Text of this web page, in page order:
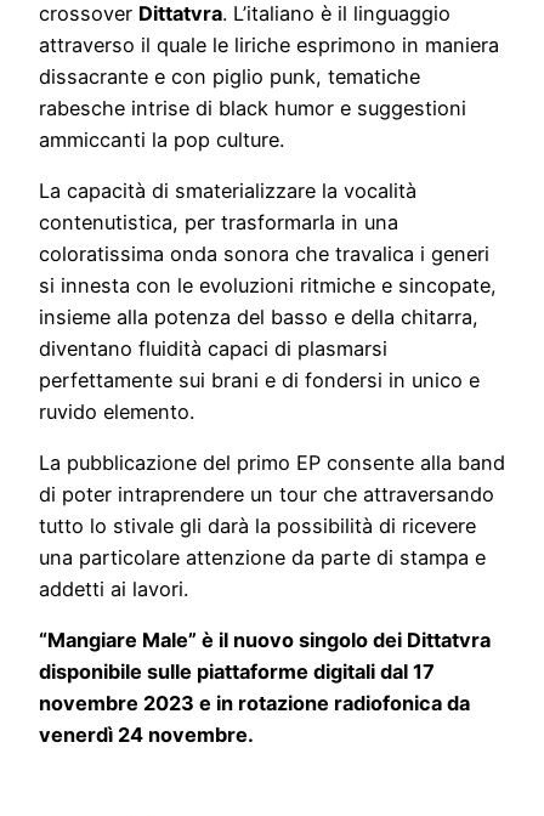
crossover Dittatvra. L’italiano è il linguaggio
attraverso il quale le liriche esprimono in maniera
dissacrante e con piglio punk, tematiche
rabesche intrise di black humor e suggestioni
ammiccanti la pop culture.
La capacità di smaterializzare la vocalità
contenutistica, per trasformarla in una
coloratissima onda sonora che travalica i generi
si innesta con le evoluzioni ritmiche e sincopate,
insieme alla potenza del basso e della chitarra,
diventano fluidità capaci di plasmarsi
perfettamente sui brani e di fondersi in unico e
ruvido elemento.
La pubblicazione del primo EP consente alla band
di poter intraprendere un tour che attraversando
tutto lo stivale gli darà la possibilità di ricevere
una particolare attenzione da parte di stampa e
addetti ai lavori.
“Mangiare Male” è il nuovo singolo dei Dittatvra
disponibile sulle piattaforme digitali dal 17
novembre 2023 e in rotazione radiofonica da
venerdì 24 novembre.